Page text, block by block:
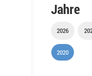
Jahre
2026
2020